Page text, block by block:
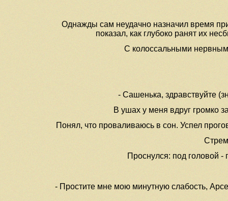
Однажды сам неудачно назначил время
показал, как глубоко ранят их
С колоссальными
- Сашенька, здравствуйте
В ушах у меня вдруг громко
Понял, что проваливаюсь в сон. Успел
Проснулся: под головой -
- Простите мне мою минутную слабость,